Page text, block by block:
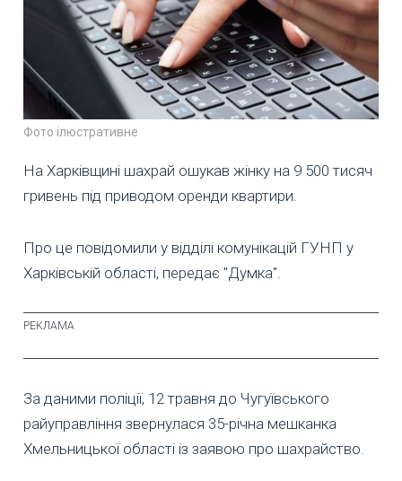
Фото ілюстративне
На Харківщині шахрай ошукав жінку на 9 500 тисяч
гривень під приводом оренди квартири.
Про це повідомили у відділі комунікацій ГУНП у
Харківській області, передає "Думка".
За даними поліції, 12 травня до Чугуївського
райуправління звернулася 35-річна мешканка
Хмельницької області із заявою про шахрайство.